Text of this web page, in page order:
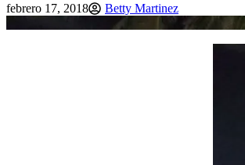
febrero 17, 2018
Betty Martinez